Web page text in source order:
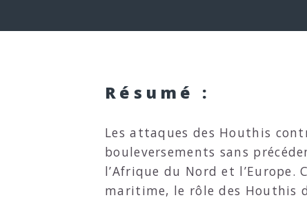
Résumé :
Les attaques des Houthis
bouleversements sans
l’Afrique du Nord et
maritime, le rôle des Houthis